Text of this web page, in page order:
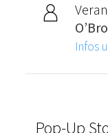
Infos
Pop-Up